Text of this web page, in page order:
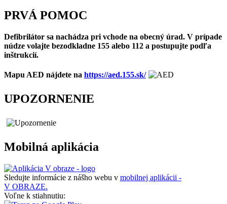
PRVÁ POMOC
Defibrilátor sa nachádza pri vchode na obecný úrad. V prípade
núdze volajte bezodkladne 155 alebo 112 a postupujte podľa
inštrukcií.
Mapu AED nájdete na https://aed.155.sk/
UPOZORNENIE
Mobilná aplikácia
Sledujte informácie z nášho webu v mobilnej aplikácii -
V OBRAZE.
Voľne k stiahnutiu: